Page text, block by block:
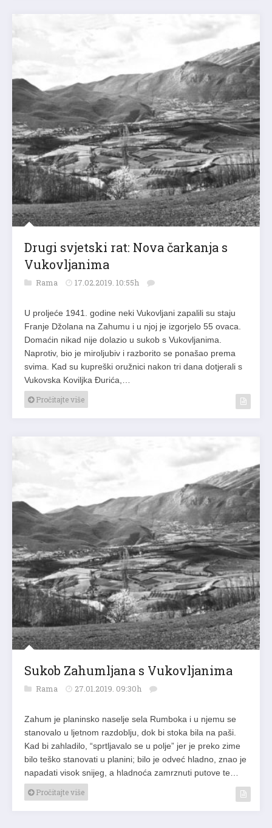
Drugi svjetski rat: Nova čarkanja s
Vukovljanima
Rama 17.02.2019. 10:55h
U proljeće 1941. godine neki Vukovljani zapalili su staju
Franje Džolana na Zahumu i u njoj je izgorjelo 55 ovaca.
Domaćin nikad nije dolazio u sukob s Vukovljanima.
Naprotiv, bio je miroljubiv i razborito se ponašao prema
svima. Kad su kupreški oružnici nakon tri dana dotjerali s
Vukovska Koviljka Đurića,…
Pročitajte više
Sukob Zahumljana s Vukovljanima
Rama 27.01.2019. 09:30h
Zahum je planinsko naselje sela Rumboka i u njemu se
stanovalo u ljetnom razdoblju, dok bi stoka bila na paši.
Kad bi zahladilo, “sprtljavalo se u polje” jer je preko zime
bilo teško stanovati u planini; bilo je odveć hladno, znao je
napadati visok snijeg, a hladnoća zamrznuti putove te…
Pročitajte više